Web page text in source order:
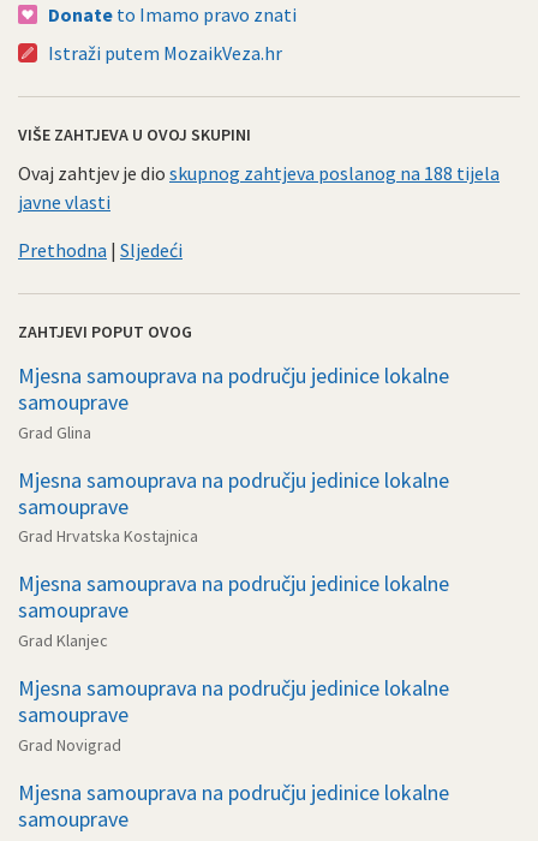
Donate to Imamo pravo znati
Istraži putem MozaikVeza.hr
VIŠE ZAHTJEVA U OVOJ SKUPINI
Ovaj zahtjev je dio skupnog zahtjeva poslanog na 188 tijela
javne vlasti
Prethodna | Sljedeći
ZAHTJEVI POPUT OVOG
Mjesna samouprava na području jedinice lokalne
samouprave
Grad Glina
Mjesna samouprava na području jedinice lokalne
samouprave
Grad Hrvatska Kostajnica
Mjesna samouprava na području jedinice lokalne
samouprave
Grad Klanjec
Mjesna samouprava na području jedinice lokalne
samouprave
Grad Novigrad
Mjesna samouprava na području jedinice lokalne
samouprave